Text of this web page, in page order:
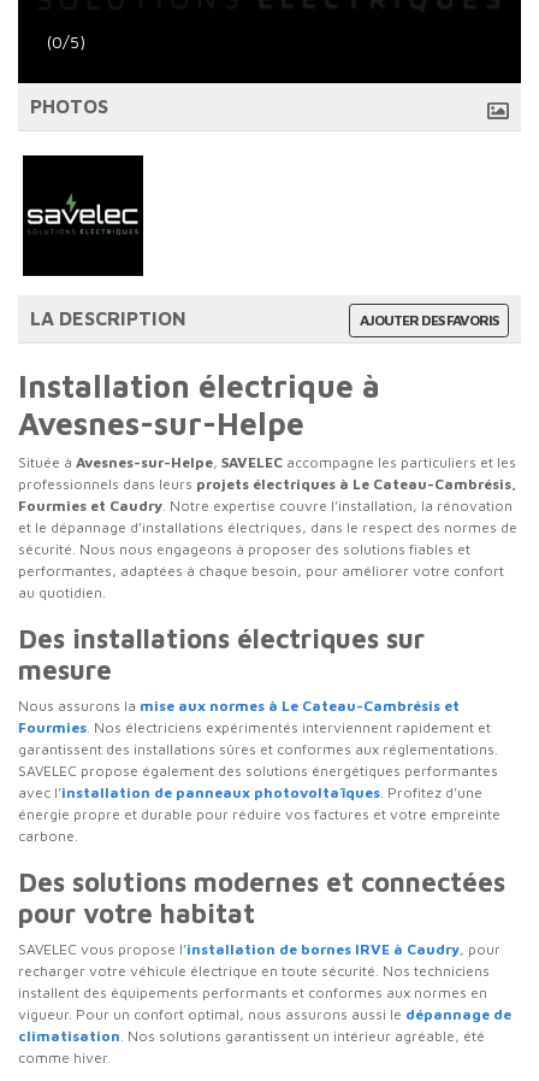
(0/5)
PHOTOS
AJOUTER DES FAVORIS
LA DESCRIPTION
Installation électrique à
Avesnes-sur-Helpe
Située à Avesnes-sur-Helpe, SAVELEC accompagne les particuliers et les
professionnels dans leurs projets électriques à Le Cateau-Cambrésis,
Fourmies et Caudry. Notre expertise couvre l’installation, la rénovation
et le dépannage d’installations électriques, dans le respect des normes de
sécurité. Nous nous engageons à proposer des solutions fiables et
performantes, adaptées à chaque besoin, pour améliorer votre confort
au quotidien.
Des installations électriques sur
mesure
Nous assurons la mise aux normes à Le Cateau-Cambrésis et
Fourmies. Nos électriciens expérimentés interviennent rapidement et
garantissent des installations sûres et conformes aux réglementations.
SAVELEC propose également des solutions énergétiques performantes
avec l’installation de panneaux photovoltaïques. Profitez d’une
énergie propre et durable pour réduire vos factures et votre empreinte
carbone.
Des solutions modernes et connectées
pour votre habitat
SAVELEC vous propose l’installation de bornes IRVE à Caudry, pour
recharger votre véhicule électrique en toute sécurité. Nos techniciens
installent des équipements performants et conformes aux normes en
vigueur. Pour un confort optimal, nous assurons aussi le dépannage de
climatisation. Nos solutions garantissent un intérieur agréable, été
comme hiver.